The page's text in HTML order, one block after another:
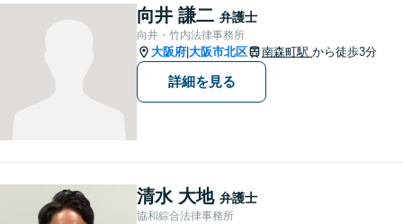
財・労働問題【夜間・休日対
応】
向井 謙二 弁護士
向井・竹内法律事務所
大阪府 大阪市北区 南森町駅 から徒歩3分
詳細を見る
清水 大地 弁護士
協和綜合法律事務所